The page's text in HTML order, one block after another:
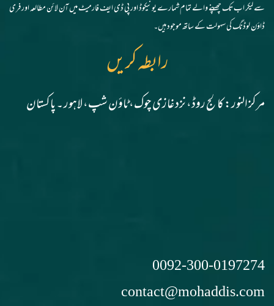
سے لیکر اب تک چھپنے والے تمام شمارے یونیکوڈ اور پی ڈی ایف فارمیٹ میں آن لائن مطالعہ اور فری
ڈاؤن لوڈنگ کی سہولت کے ساتھ موجود ہیں۔
رابطہ کریں
مرکز النور: کالج روڈ، نزد غازی چوک، ٹاؤن شپ، لاہور ۔ پاکستان
0092-300-0197274
contact@mohaddis.com